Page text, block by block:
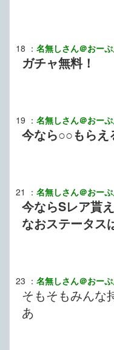
18 ： 名無しさん＠おー
ガチャ無料！
19 ： 名無しさん＠おー
今なら○○もら
21 ： 名無しさん＠おー
今ならSレア貰
なおステータス
23 ： 名無しさん＠おー
そもそもみんな
あ